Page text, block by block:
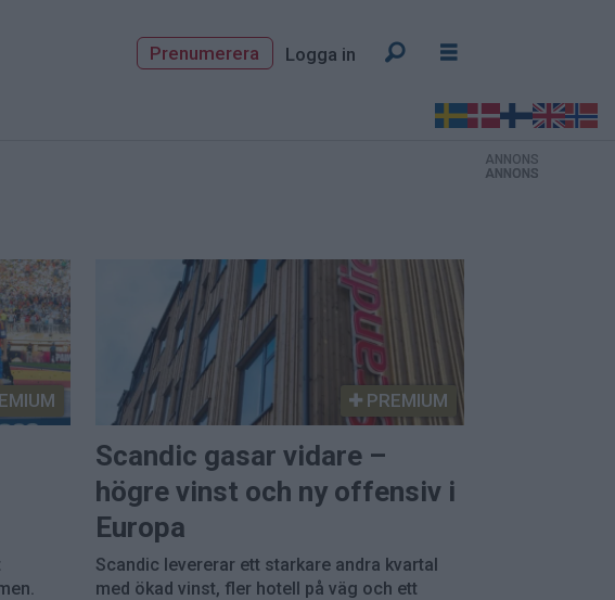
Prenumerera Logga in
PREMIUM
Scandic gasar vidare –
högre vinst och ny offensiv i
Europa
Scandic levererar ett starkare andra kvartal
med ökad vinst, fler hotell på väg och ett
ANNONS
ANNONS
ANNONS